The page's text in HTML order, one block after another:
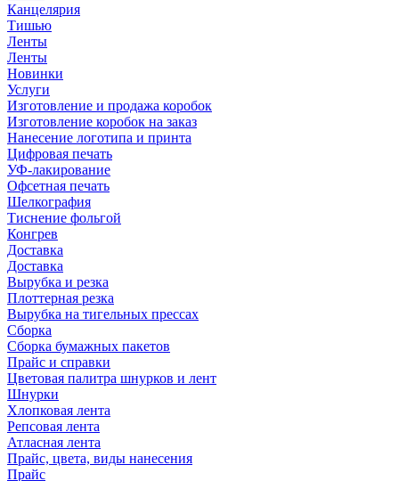
Канцелярия
Тишью
Ленты
Ленты
Новинки
Услуги
Изготовление и продажа коробок
Изготовление коробок на заказ
Нанесение логотипа и принта
Цифровая печать
УФ-лакирование
Офсетная печать
Шелкография
Тиснение фольгой
Конгрев
Доставка
Доставка
Вырубка и резка
Плоттерная резка
Вырубка на тигельных прессах
Сборка
Сборка бумажных пакетов
Прайс и справки
Цветовая палитра шнурков и лент
Шнурки
Хлопковая лента
Репсовая лента
Атласная лента
Прайс, цвета, виды нанесения
Прайс